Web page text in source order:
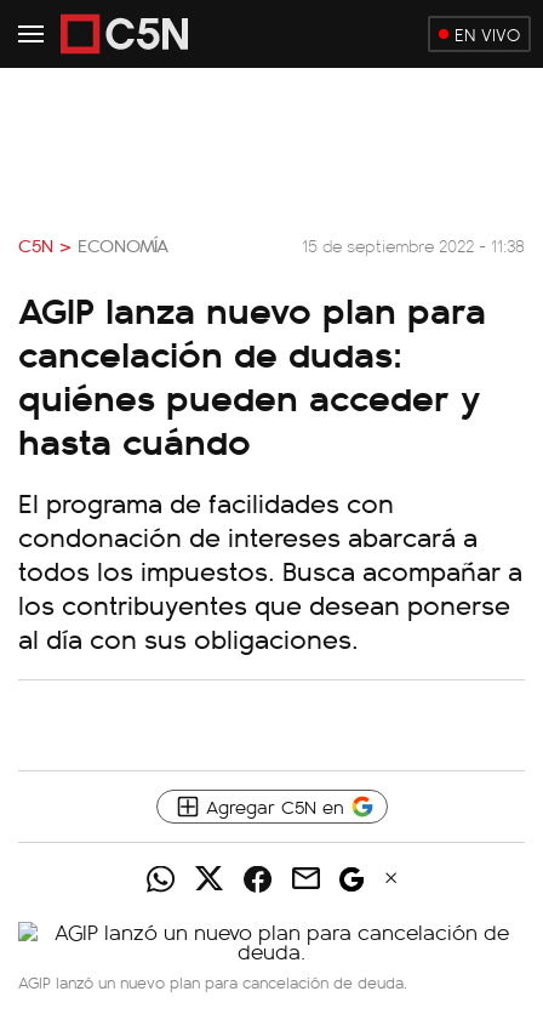
EN VIVO
C5N > ECONOMÍA 15 de septiembre 2022 - 11:38
AGIP lanza nuevo plan para
cancelación de dudas:
quiénes pueden acceder y
hasta cuándo
El programa de facilidades con
condonación de intereses abarcará a
todos los impuestos. Busca acompañar a
los contribuyentes que desean ponerse
al día con sus obligaciones.
Agregar C5N en
AGIP lanzó un nuevo plan para cancelación de deuda.